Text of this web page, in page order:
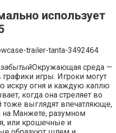
использует
забытыйОкружающая среда —
игры. Игроки могут
искру огня и каждую каплю
когда она стреляет во
тоже выглядят впечатляюще,
на Манжете, разумном
или крошечные и